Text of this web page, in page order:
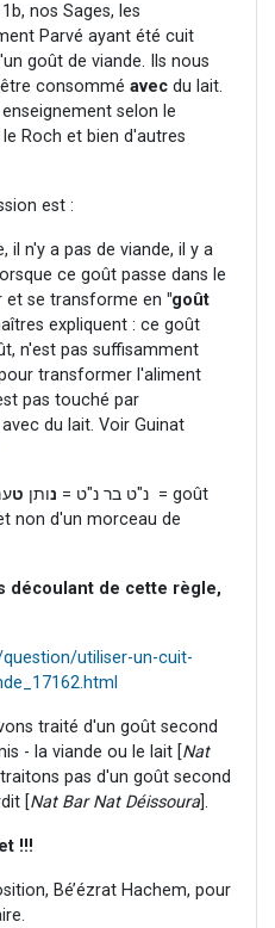
nos Sages, les
Parvé ayant été cuit
goût de viande. Ils nous
consommé avec du lait.
selon le
Roch et bien d'autres
est :
il n'y a pas de viande, il y a
ce goût passe dans le
et se transforme en "goût
expliquent : ce goût
n'est pas suffisamment
transformer l'aliment
pas touché par
du lait. Voir Guinat
Nat Bar Nat = נ"ט בר נ"ט = נותן ט
non d'un morceau de
découlant de cette règle,
utiliser-un-cuit-
traité d'un goût second
- la viande ou le lait [ Nat
pas d'un goût second
[ Nat Bar Nat Déissoura].
!!!
Bé’ézrat Hachem, pour